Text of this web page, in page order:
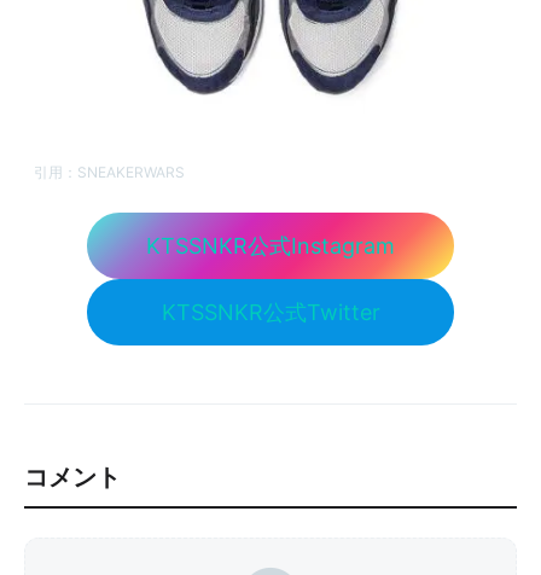
引用： SNEAKERWARS
KTSSNKR公式Instagram
KTSSNKR公式Twitter
コメント